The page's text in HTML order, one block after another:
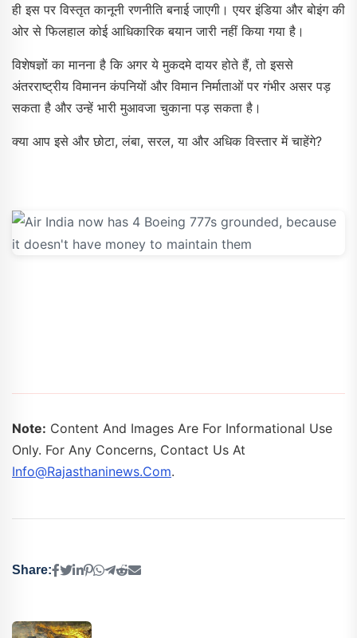
ही इस पर विस्तृत कानूनी रणनीति बनाई जाएगी। एयर इंडिया और बोइंग की
ओर से फिलहाल कोई आधिकारिक बयान जारी नहीं किया गया है।
विशेषज्ञों का मानना है कि अगर ये मुकदमे दायर होते हैं, तो इससे
अंतरराष्ट्रीय विमानन कंपनियों और विमान निर्माताओं पर गंभीर असर पड़
सकता है और उन्हें भारी मुआवजा चुकाना पड़ सकता है।
क्या आप इसे और छोटा, लंबा, सरल, या और अधिक विस्तार में चाहेंगे?
Note: Content And Images Are For Informational Use
Only. For Any Concerns, Contact Us At
Info@rajasthaninews.com.
Share: